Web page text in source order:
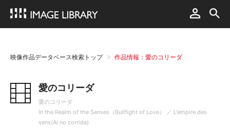
映像作品データベース検索トップ 作品情報：愛のコリーダ
愛のコリーダ
愛のコリーダ
In the Realm of the Senses（Bullfight of Love） ／ L'empire des
sens(Ai no corrida)